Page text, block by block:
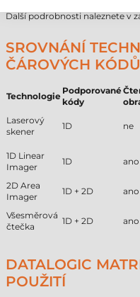
Další podrobnosti naleznete v
SROVNÁNÍ
ČÁROVÝCH KÓDŮ
Technologie
Podporované
kódy
Laserový
skener
1D ne
1D Linear
Imager
1D ano
2D Area
Imager
1D + 2D ano
Všesměrová
čtečka
1D + 2D ano
DATALOGIC
POUŽITÍ